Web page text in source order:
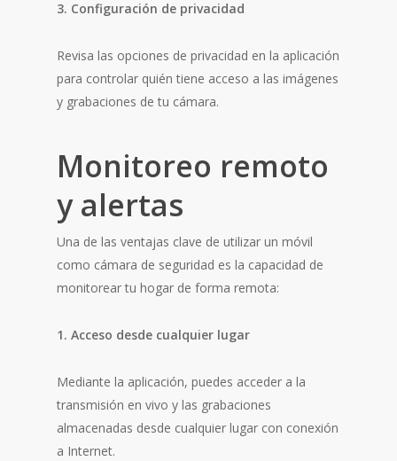
3. Configuración de privacidad
Revisa las opciones de privacidad en la aplicación
para controlar quién tiene acceso a las imágenes
y grabaciones de tu cámara.
Monitoreo remoto
y alertas
Una de las ventajas clave de utilizar un móvil
como cámara de seguridad es la capacidad de
monitorear tu hogar de forma remota:
1. Acceso desde cualquier lugar
Mediante la aplicación, puedes acceder a la
transmisión en vivo y las grabaciones
almacenadas desde cualquier lugar con conexión
a Internet.